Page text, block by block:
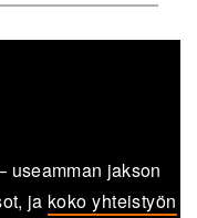
useamman jakson
ja koko yhteistyön